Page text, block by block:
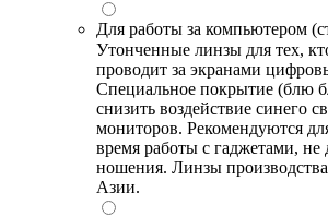
Для работы за компьютером
Утонченные линзы для тех,
проводит за экранами
Специальное покрытие (блю
снизить воздействие синего
мониторов. Рекомендуются
время работы с гаджетами, не
ношения. Линзы
Азии.